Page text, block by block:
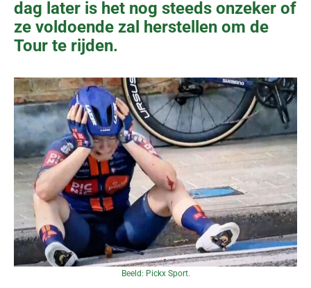
dag later is het nog steeds onzeker of
ze voldoende zal herstellen om de
Tour te rijden.
Beeld: Pickx Sport.